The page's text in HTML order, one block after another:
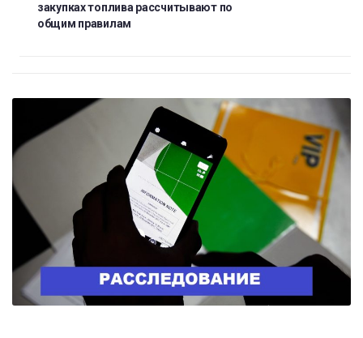
закупках топлива рассчитывают по
общим правилам